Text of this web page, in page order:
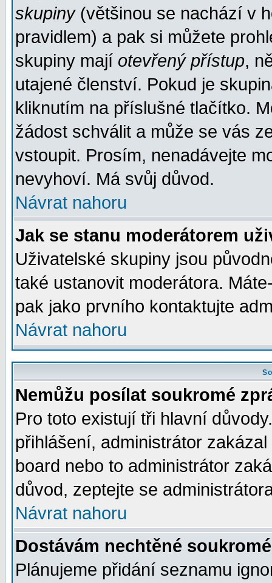
skupiny(většinou se nachází v
pravidlem) a pak si můžete
skupiny mají otevřený přístup,
utajené členství. Pokud je
kliknutím na příslušné tlačítko.
žádost schválit a může se vás
vstoupit. Prosím, nenadávejte
nevyhoví. Má svůj důvod.
Návrat nahoru
Jak se stanu moderátorem
Uživatelské skupiny jsou
také ustanovit moderátora.
pak jako prvního kontaktujte
Návrat nahoru
Nemůžu posílat soukromé
Pro toto existují tři hlavní
přihlášení, administrátor
board nebo to administrátor
důvod, zeptejte se
Návrat nahoru
Dostávám nechtěné
Plánujeme přidání seznamu